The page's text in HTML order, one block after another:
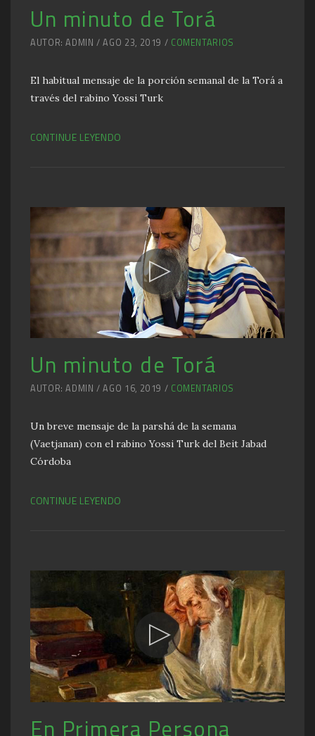
Un minuto de Torá
AUTOR: ADMIN / AGO 23, 2019 / COMENTARIOS
El habitual mensaje de la porción semanal de la Torá a
través del rabino Yossi Turk
CONTINUE LEYENDO
Un minuto de Torá
AUTOR: ADMIN / AGO 16, 2019 / COMENTARIOS
Un breve mensaje de la parshá de la semana
(Vaetjanan) con el rabino Yossi Turk del Beit Jabad
Córdoba
CONTINUE LEYENDO
En Primera Persona